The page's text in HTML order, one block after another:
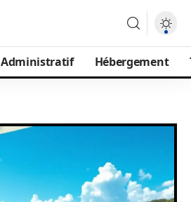
Administratif Hébergement